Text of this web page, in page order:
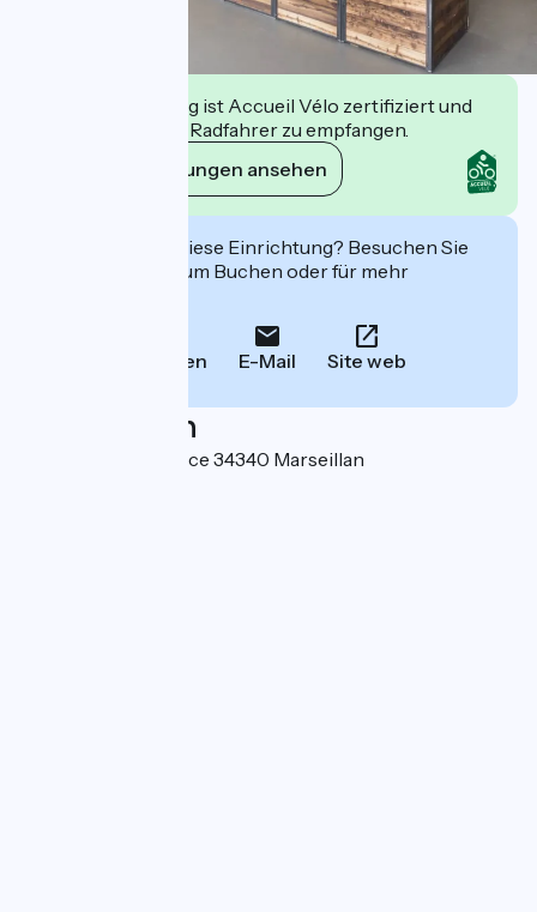
Diese Einrichtung ist Accueil Vélo zertifiziert und
verpflichtet sich, Radfahrer zu empfangen.
Ihre Verpflichtungen ansehen
Interessiert Sie diese Einrichtung? Besuchen Sie
deren Website zum Buchen oder für mehr
Anrufen E-Mail Site web
Localisation
5 quai de la résistance 34340 Marseillan